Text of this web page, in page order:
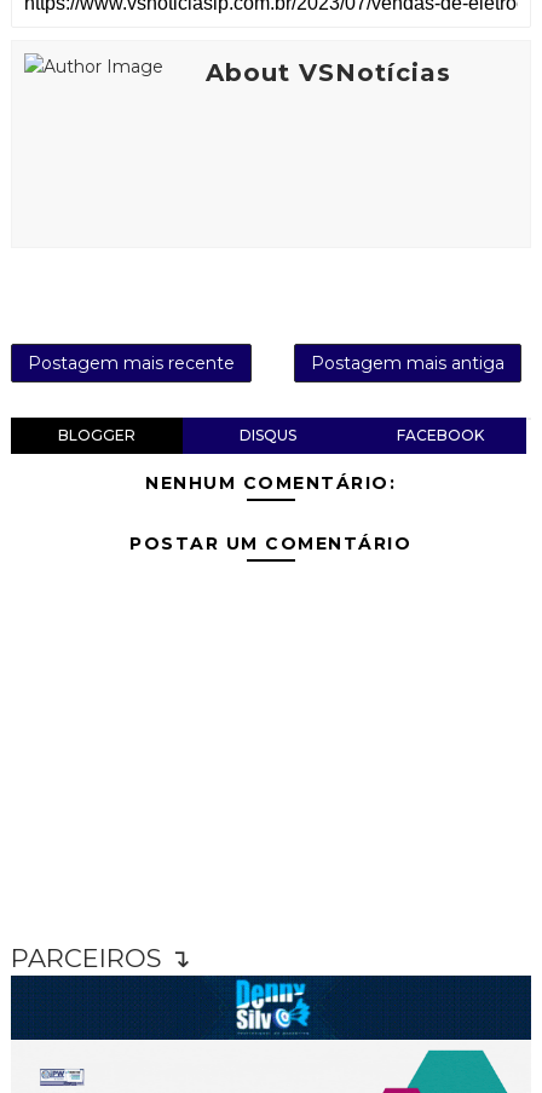
About VSNotícias
Postagem mais recente Postagem mais antiga
BLOGGER DISQUS FACEBOOK
NENHUM COMENTÁRIO:
POSTAR UM COMENTÁRIO
PARCEIROS ↴